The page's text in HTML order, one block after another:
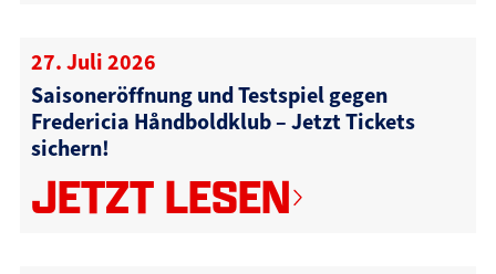
27. Juli 2026
Saisoneröffnung und Testspiel gegen
Fredericia Håndboldklub – Jetzt Tickets
sichern!
JETZT LESEN